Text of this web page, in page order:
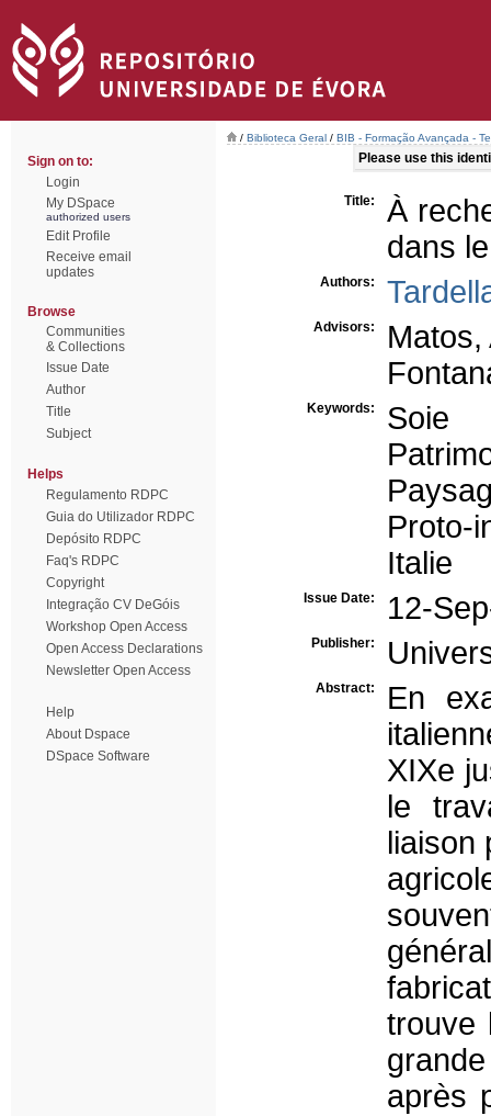
Sign on to:
Login
My DSpace
authorized users
Edit Profile
Receive email
updates
Browse
Communities
& Collections
Issue Date
Author
Title
Subject
Helps
Regulamento RDPC
Guia do Utilizador RDPC
Depósito RDPC
Faq's RDPC
Copyright
Integração CV DeGóis
Workshop Open Access
Open Access Declarations
Newsletter Open Access
Help
About Dspace
DSpace Software
/ Biblioteca Geral / BIB - Formação Avançada -
Please use this
Title:
À
dans
Authors:
Advisors:
Keywords:
Soie
Proto-
Italie
Issue Date: 12-
Publisher:
Abstract:
En
XIXe
le
liaison
trouve
après